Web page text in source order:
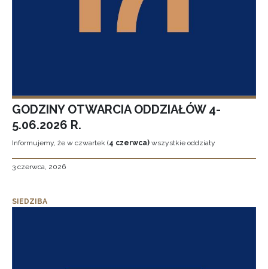
GODZINY OTWARCIA ODDZIAŁÓW 4-
5.06.2026 R.
Informujemy, że w czwartek (4 czerwca) wszystkie oddziały
3 czerwca, 2026
SIEDZIBA